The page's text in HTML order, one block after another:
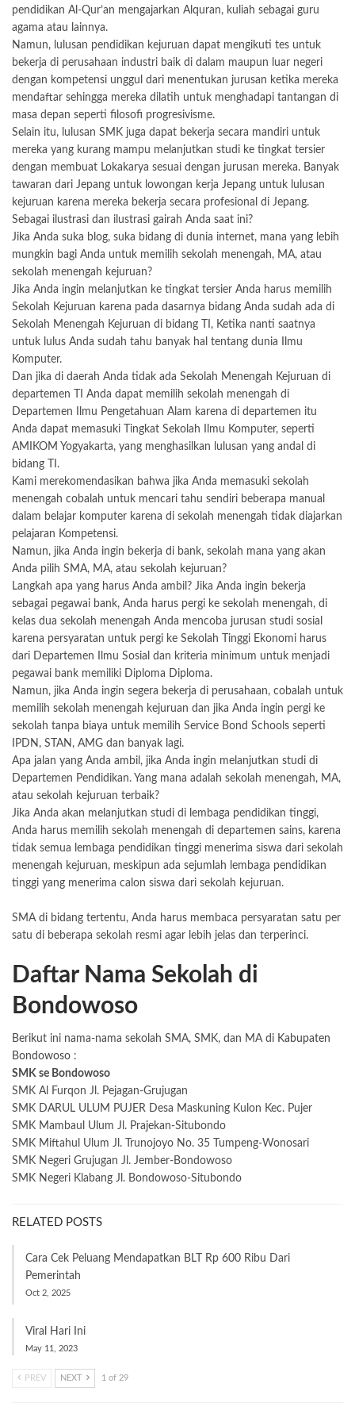
pendidikan Al-Qur’an mengajarkan Alquran, kuliah sebagai guru
agama atau lainnya.
Namun, lulusan pendidikan kejuruan dapat mengikuti tes untuk
bekerja di perusahaan industri baik di dalam maupun luar negeri
dengan kompetensi unggul dari menentukan jurusan ketika mereka
mendaftar sehingga mereka dilatih untuk menghadapi tantangan di
masa depan seperti filosofi progresivisme.
Selain itu, lulusan SMK juga dapat bekerja secara mandiri untuk
mereka yang kurang mampu melanjutkan studi ke tingkat tersier
dengan membuat Lokakarya sesuai dengan jurusan mereka. Banyak
tawaran dari Jepang untuk lowongan kerja Jepang untuk lulusan
kejuruan karena mereka bekerja secara profesional di Jepang.
Sebagai ilustrasi dan ilustrasi gairah Anda saat ini?
Jika Anda suka blog, suka bidang di dunia internet, mana yang lebih
mungkin bagi Anda untuk memilih sekolah menengah, MA, atau
sekolah menengah kejuruan?
Jika Anda ingin melanjutkan ke tingkat tersier Anda harus memilih
Sekolah Kejuruan karena pada dasarnya bidang Anda sudah ada di
Sekolah Menengah Kejuruan di bidang TI, Ketika nanti saatnya
untuk lulus Anda sudah tahu banyak hal tentang dunia Ilmu
Komputer.
Dan jika di daerah Anda tidak ada Sekolah Menengah Kejuruan di
departemen TI Anda dapat memilih sekolah menengah di
Departemen Ilmu Pengetahuan Alam karena di departemen itu
Anda dapat memasuki Tingkat Sekolah Ilmu Komputer, seperti
AMIKOM Yogyakarta, yang menghasilkan lulusan yang andal di
bidang TI.
Kami merekomendasikan bahwa jika Anda memasuki sekolah
menengah cobalah untuk mencari tahu sendiri beberapa manual
dalam belajar komputer karena di sekolah menengah tidak diajarkan
pelajaran Kompetensi.
Namun, jika Anda ingin bekerja di bank, sekolah mana yang akan
Anda pilih SMA, MA, atau sekolah kejuruan?
Langkah apa yang harus Anda ambil? Jika Anda ingin bekerja
sebagai pegawai bank, Anda harus pergi ke sekolah menengah, di
kelas dua sekolah menengah Anda mencoba jurusan studi sosial
karena persyaratan untuk pergi ke Sekolah Tinggi Ekonomi harus
dari Departemen Ilmu Sosial dan kriteria minimum untuk menjadi
pegawai bank memiliki Diploma Diploma.
Namun, jika Anda ingin segera bekerja di perusahaan, cobalah untuk
memilih sekolah menengah kejuruan dan jika Anda ingin pergi ke
sekolah tanpa biaya untuk memilih Service Bond Schools seperti
IPDN, STAN, AMG dan banyak lagi.
Apa jalan yang Anda ambil, jika Anda ingin melanjutkan studi di
Departemen Pendidikan. Yang mana adalah sekolah menengah, MA,
atau sekolah kejuruan terbaik?
Jika Anda akan melanjutkan studi di lembaga pendidikan tinggi,
Anda harus memilih sekolah menengah di departemen sains, karena
tidak semua lembaga pendidikan tinggi menerima siswa dari sekolah
menengah kejuruan, meskipun ada sejumlah lembaga pendidikan
tinggi yang menerima calon siswa dari sekolah kejuruan.
SMA di bidang tertentu, Anda harus membaca persyaratan satu per
satu di beberapa sekolah resmi agar lebih jelas dan terperinci.
Daftar Nama Sekolah di
Bondowoso
Berikut ini nama-nama sekolah SMA, SMK, dan MA di Kabupaten
Bondowoso :
SMK se Bondowoso
SMK Al Furqon Jl. Pejagan-Grujugan
SMK DARUL ULUM PUJER Desa Maskuning Kulon Kec. Pujer
SMK Mambaul Ulum Jl. Prajekan-Situbondo
SMK Miftahul Ulum Jl. Trunojoyo No. 35 Tumpeng-Wonosari
SMK Negeri Grujugan Jl. Jember-Bondowoso
SMK Negeri Klabang Jl. Bondowoso-Situbondo
RELATED POSTS
Cara Cek Peluang Mendapatkan BLT Rp 600 Ribu Dari
Pemerintah
Oct 2, 2025
Viral Hari Ini
May 11, 2023
PREV NEXT 1 of 29